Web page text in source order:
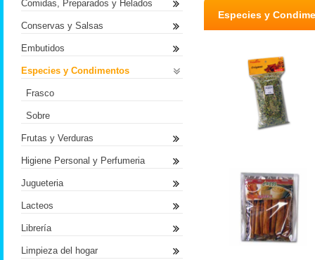
Especies y
Comidas, Preparados y Helados
Conservas y Salsas
Embutidos
Especies y Condimentos
Frasco
Sobre
Frutas y Verduras
Higiene Personal y Perfumeria
Jugueteria
Lacteos
Librería
Limpieza del hogar